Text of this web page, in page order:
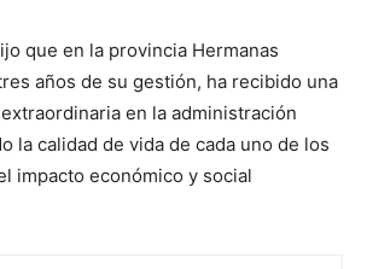
que en la provincia Hermanas
años de su gestión, ha recibido una
en la administración
la calidad de vida de cada uno de los
impacto económico y social